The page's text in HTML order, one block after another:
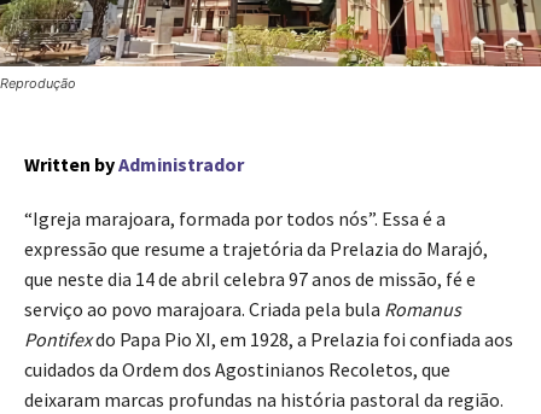
Reprodução
Written byAdministrador
“Igreja marajoara, formada por todos nós”. Essa é a
expressão que resume a trajetória da Prelazia do Marajó,
que neste dia 14 de abril celebra 97 anos de missão, fé e
serviço ao povo marajoara. Criada pela bula Romanus
Pontifexdo Papa Pio XI, em 1928, a Prelazia foi confiada aos
cuidados da Ordem dos Agostinianos Recoletos, que
deixaram marcas profundas na história pastoral da região.